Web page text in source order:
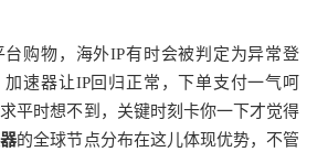
购物，海外IP有时会被判定为异常登
速器让IP回归正常，下单支付一气呵
平时想不到，关键时刻卡你一下才觉得
的全球节点分布在这儿体现优势，不管